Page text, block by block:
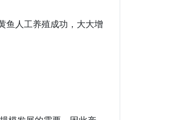
鱼人工养殖成功，大大增